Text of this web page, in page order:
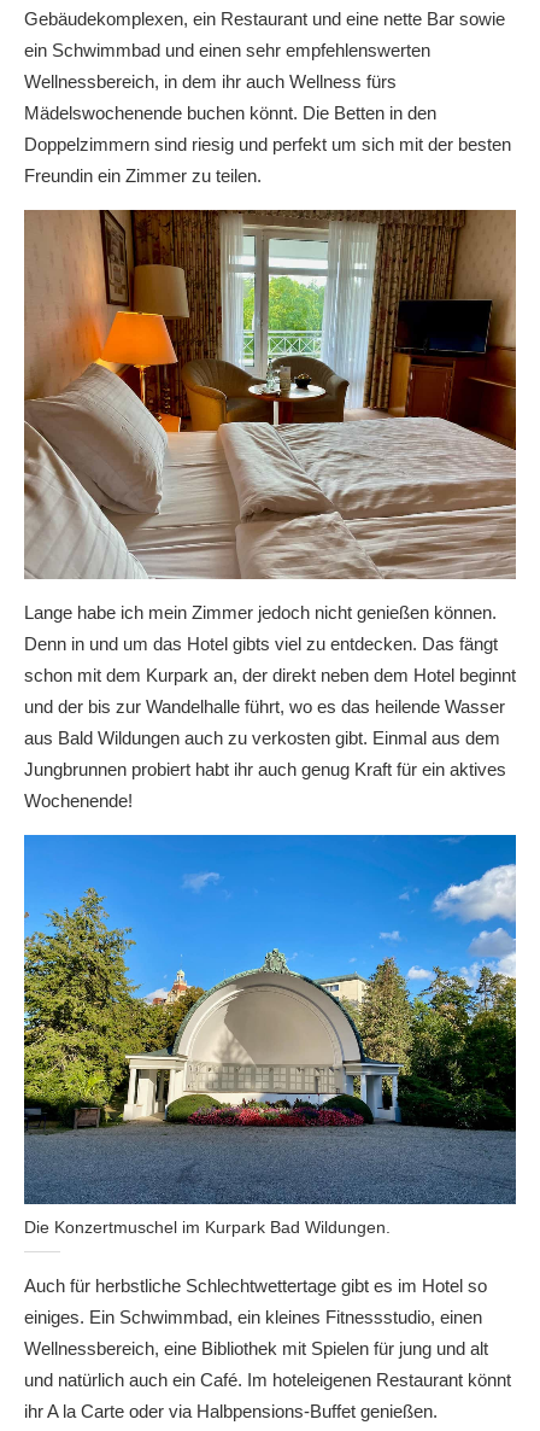
Gebäudekomplexen, ein Restaurant und eine nette Bar sowie
ein Schwimmbad und einen sehr empfehlenswerten
Wellnessbereich, in dem ihr auch Wellness fürs
Mädelswochenende buchen könnt. Die Betten in den
Doppelzimmern sind riesig und perfekt um sich mit der besten
Freundin ein Zimmer zu teilen.
Lange habe ich mein Zimmer jedoch nicht genießen können.
Denn in und um das Hotel gibts viel zu entdecken. Das fängt
schon mit dem Kurpark an, der direkt neben dem Hotel beginnt
und der bis zur Wandelhalle führt, wo es das heilende Wasser
aus Bald Wildungen auch zu verkosten gibt. Einmal aus dem
Jungbrunnen probiert habt ihr auch genug Kraft für ein aktives
Wochenende!
Die Konzertmuschel im Kurpark Bad Wildungen.
Auch für herbstliche Schlechtwettertage gibt es im Hotel so
einiges. Ein Schwimmbad, ein kleines Fitnessstudio, einen
Wellnessbereich, eine Bibliothek mit Spielen für jung und alt
und natürlich auch ein Café. Im hoteleigenen Restaurant könnt
ihr A la Carte oder via Halbpensions-Buffet genießen.